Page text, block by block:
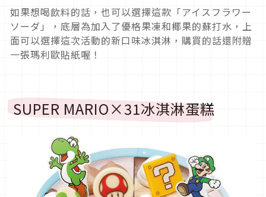
如果想喝飲料的話，也可以選擇這款「アイスフラワー
ソーダ」，底層為加入了優格果凍和椰果的蘇打水，上
面可以選擇這次活動的新口味冰淇淋，購買的話還附贈
一張瑪利歐貼紙喔！
SUPER MARIO×31冰淇淋蛋糕